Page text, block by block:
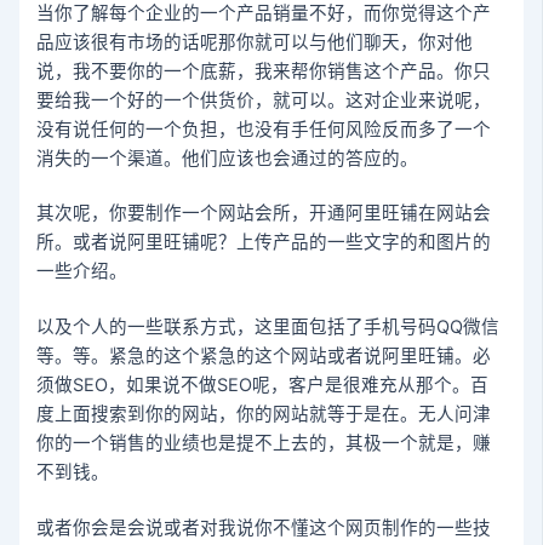
当你了解每个企业的一个产品销量不好，而你觉得这个产
品应该很有市场的话呢那你就可以与他们聊天，你对他
说，我不要你的一个底薪，我来帮你销售这个产品。你只
要给我一个好的一个供货价，就可以。这对企业来说呢，
没有说任何的一个负担，也没有手任何风险反而多了一个
消失的一个渠道。他们应该也会通过的答应的。
其次呢，你要制作一个网站会所，开通阿里旺铺在网站会
所。或者说阿里旺铺呢？上传产品的一些文字的和图片的
一些介绍。
以及个人的一些联系方式，这里面包括了手机号码QQ微信
等。等。紧急的这个紧急的这个网站或者说阿里旺铺。必
须做SEO，如果说不做SEO呢，客户是很难充从那个。百
度上面搜索到你的网站，你的网站就等于是在。无人问津
你的一个销售的业绩也是提不上去的，其极一个就是，赚
不到钱。
或者你会是会说或者对我说你不懂这个网页制作的一些技